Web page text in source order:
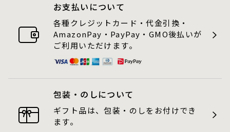
お支払いについて
各種クレジットカード・代金引換・
AmazonPay・PayPay・GMO後払いが
ご利用いただけます。
包装・のしについて
ギフト品は、包装・のしをお付けでき
ます。